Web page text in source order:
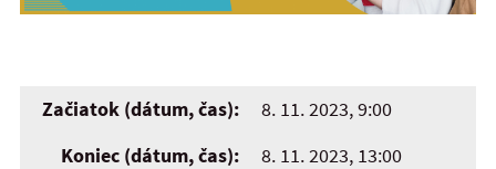
Začiatok (dátum, čas):
8. 11. 2023, 9:00
Koniec (dátum, čas):
8. 11. 2023, 13:00